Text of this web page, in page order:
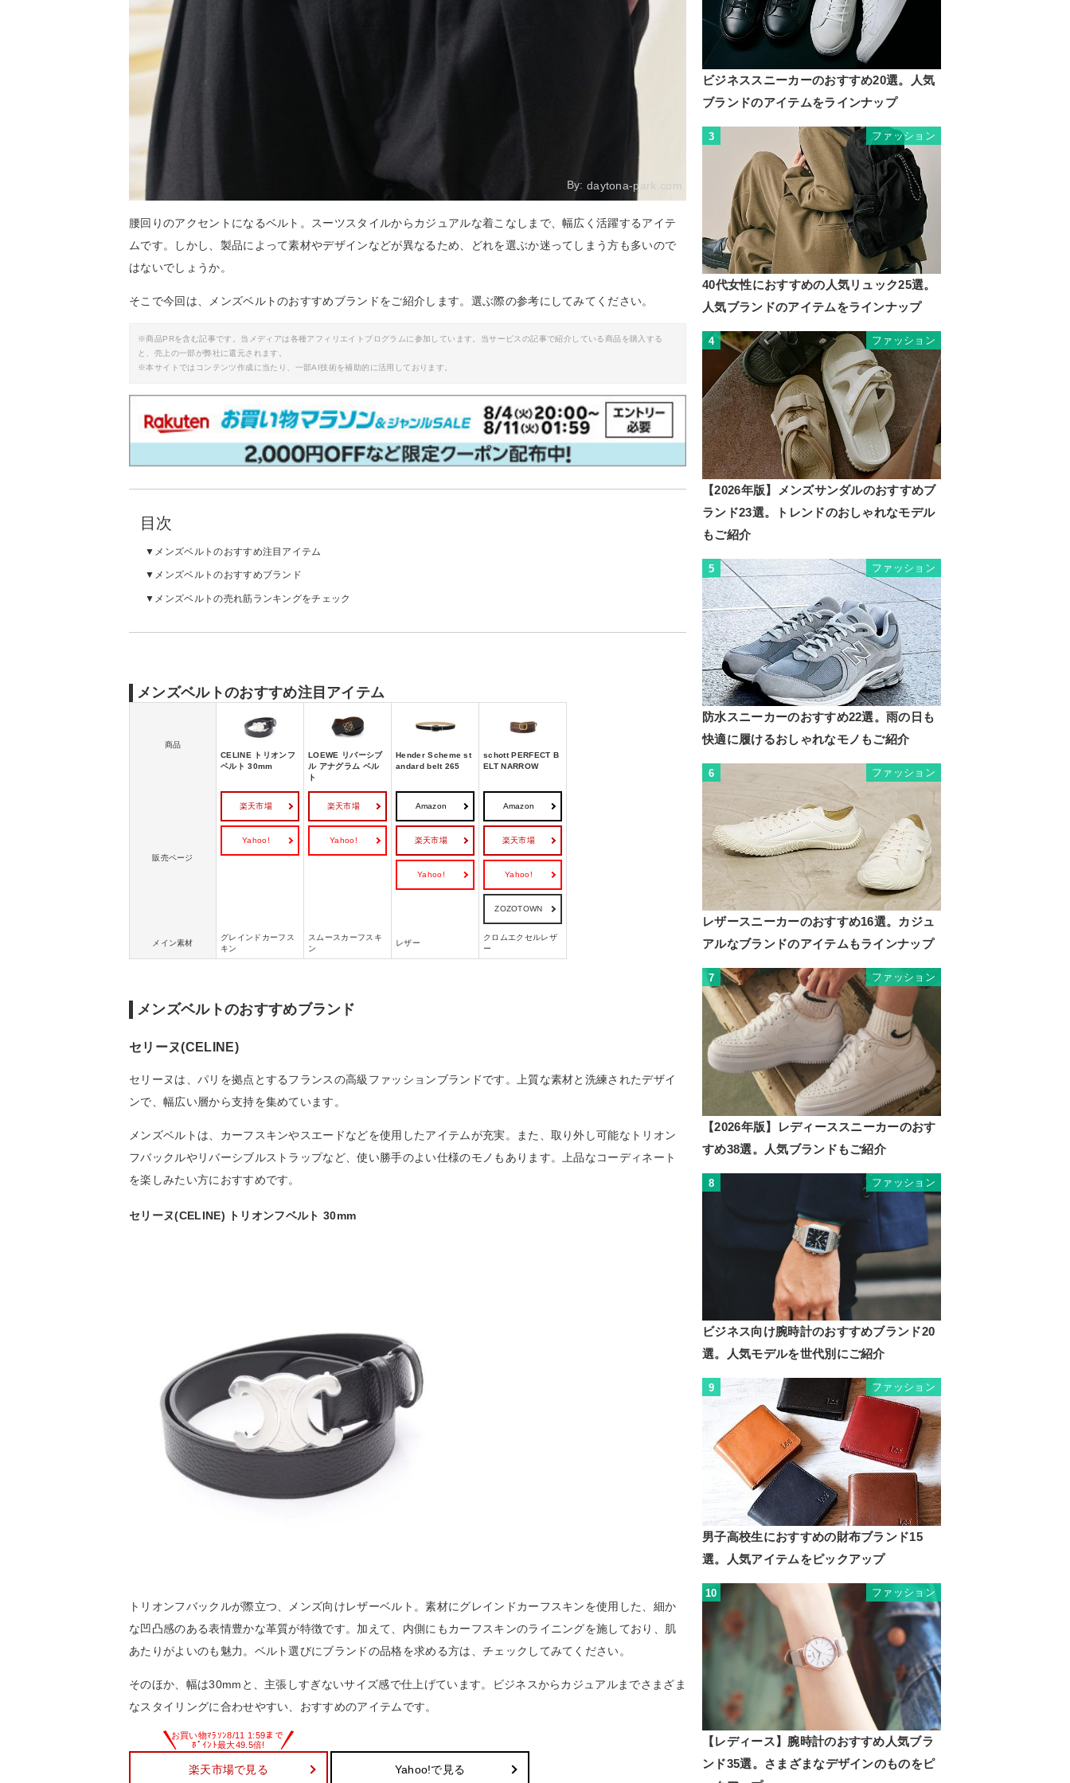
By: daytona-park.com
腰回りのアクセントになるベルト。スーツスタイルからカジュアルな着こなしまで、幅広く活躍するアイテ
ムです。しかし、製品によって素材やデザインなどが異なるため、どれを選ぶか迷ってしまう方も多いので
はないでしょうか。
そこで今回は、メンズベルトのおすすめブランドをご紹介します。選ぶ際の参考にしてみてください。
※商品PRを含む記事です。当メディアは各種アフィリエイトプログラムに参加しています。当サービスの記事で紹介している商品を購入する
と、売上の一部が弊社に還元されます。
※本サイトではコンテンツ作成に当たり、一部AI技術を補助的に活用しております。
目次
メンズベルトのおすすめ注目アイテム
メンズベルトのおすすめブランド
メンズベルトの売れ筋ランキングをチェック
メンズベルトのおすすめ注目アイテム
商品
CELINE トリオンフ
ベルト 30mm
LOEWE リバーシブ
ル アナグラム ベル
ト
Hender Scheme st
andard belt 265
schott PERFECT B
ELT NARROW
販売ページ
楽天市場
Yahoo!
楽天市場
Yahoo!
Amazon
楽天市場
Yahoo!
Amazon
楽天市場
Yahoo!
ZOZOTOWN
メイン素材
グレインドカーフス
キン
スムースカーフスキ
ン
レザー
クロムエクセルレザ
ー
メンズベルトのおすすめブランド
セリーヌ(CELINE)
セリーヌは、パリを拠点とするフランスの高級ファッションブランドです。上質な素材と洗練されたデザイ
ンで、幅広い層から支持を集めています。
メンズベルトは、カーフスキンやスエードなどを使用したアイテムが充実。また、取り外し可能なトリオン
フバックルやリバーシブルストラップなど、使い勝手のよい仕様のモノもあります。上品なコーディネート
を楽しみたい方におすすめです。
セリーヌ(CELINE) トリオンフベルト 30mm
トリオンフバックルが際立つ、メンズ向けレザーベルト。素材にグレインドカーフスキンを使用した、細か
な凹凸感のある表情豊かな革質が特徴です。加えて、内側にもカーフスキンのライニングを施しており、肌
あたりがよいのも魅力。ベルト選びにブランドの品格を求める方は、チェックしてみてください。
そのほか、幅は30mmと、主張しすぎないサイズ感で仕上げています。ビジネスからカジュアルまでさまざま
なスタイリングに合わせやすい、おすすめのアイテムです。
楽天市場で見る Yahoo!で見る
ビジネススニーカーのおすすめ20選。人気
ブランドのアイテムをラインナップ
3 ファッション
40代女性におすすめの人気リュック25選。
人気ブランドのアイテムをラインナップ
4 ファッション
【2026年版】メンズサンダルのおすすめブ
ランド23選。トレンドのおしゃれなモデル
もご紹介
5 ファッション
防水スニーカーのおすすめ22選。雨の日も
快適に履けるおしゃれなモノもご紹介
6 ファッション
レザースニーカーのおすすめ16選。カジュ
アルなブランドのアイテムもラインナップ
7 ファッション
【2026年版】レディーススニーカーのおす
すめ38選。人気ブランドもご紹介
8 ファッション
ビジネス向け腕時計のおすすめブランド20
選。人気モデルを世代別にご紹介
9 ファッション
男子高校生におすすめの財布ブランド15
選。人気アイテムをピックアップ
10 ファッション
【レディース】腕時計のおすすめ人気ブラ
ンド35選。さまざまなデザインのものをピ